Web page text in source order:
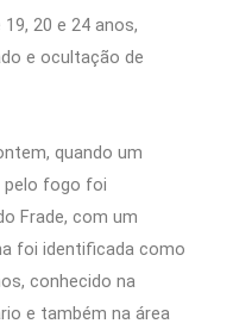
20 e 24 anos,
e ocultação de
quando um
pelo fogo foi
Frade, com um
foi identificada como
conhecido na
e também na área